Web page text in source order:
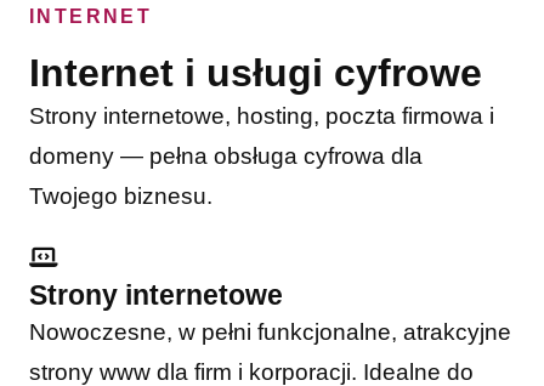
INTERNET
Internet i usługi cyfrowe
Strony internetowe, hosting, poczta firmowa i
domeny — pełna obsługa cyfrowa dla
Twojego biznesu.
Strony internetowe
Nowoczesne, w pełni funkcjonalne, atrakcyjne
strony www dla firm i korporacji. Idealne do